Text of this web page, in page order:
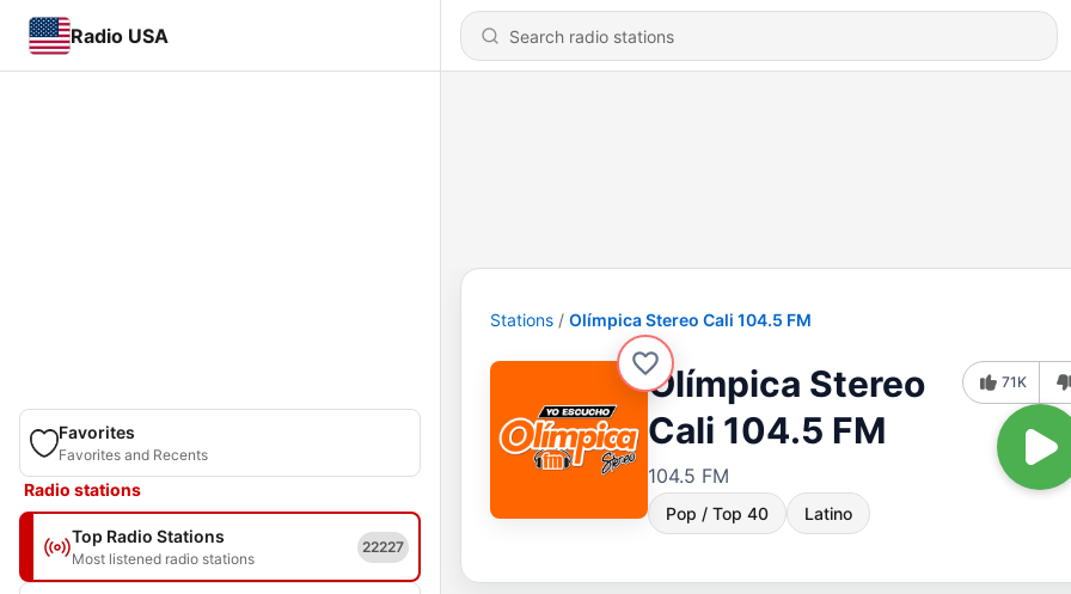
Radio USA
Favorites
Favorites and Recents
Radio stations
Top Radio Stations
Most listened radio stations
22227
Stations Olímpica Stereo Cali 104.5 FM
Olímpica Stereo
Cali 104.5 FM
104.5 FM
Pop / Top 40 Latino
71K